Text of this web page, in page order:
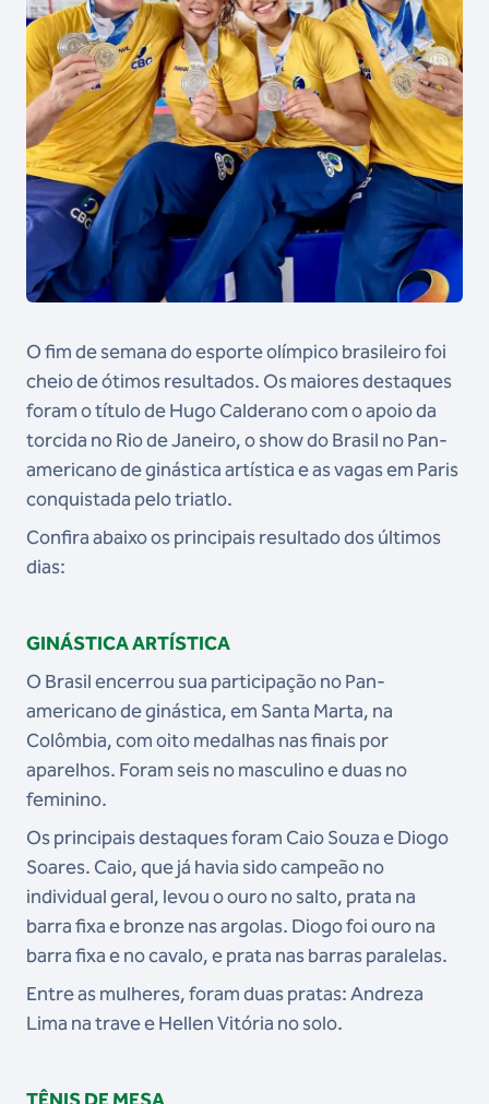
O fim de semana do esporte olímpico brasileiro foi
cheio de ótimos resultados. Os maiores destaques
foram o título de Hugo Calderano com o apoio da
torcida no Rio de Janeiro, o show do Brasil no Pan-
americano de ginástica artística e as vagas em Paris
conquistada pelo triatlo.
Confira abaixo os principais resultado dos últimos
dias:
GINÁSTICA ARTÍSTICA
O Brasil encerrou sua participação no Pan-
americano de ginástica, em Santa Marta, na
Colômbia, com oito medalhas nas finais por
aparelhos. Foram seis no masculino e duas no
feminino.
Os principais destaques foram Caio Souza e Diogo
Soares. Caio, que já havia sido campeão no
individual geral, levou o ouro no salto, prata na
barra fixa e bronze nas argolas. Diogo foi ouro na
barra fixa e no cavalo, e prata nas barras paralelas.
Entre as mulheres, foram duas pratas: Andreza
Lima na trave e Hellen Vitória no solo.
TÊNIS DE MESA